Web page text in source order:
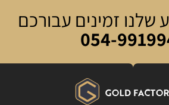
שלנו זמינים עבורכם
054-